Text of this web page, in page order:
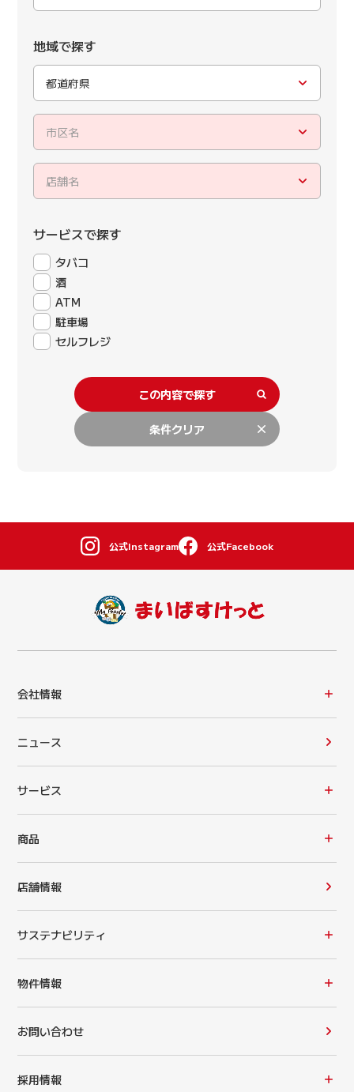
地域で探す
都道府県
市区名
店舗名
サービスで探す
タバコ
酒
ATM
駐車場
セルフレジ
この内容で探す
条件クリア
公式Instagram 公式Facebook
会社情報
ニュース
サービス
商品
店舗情報
サステナビリティ
物件情報
お問い合わせ
採用情報